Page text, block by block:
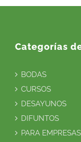
Categorías
BODAS
CURSOS
DESAYUNOS
DIFUNTOS
PARA EMPRESAS